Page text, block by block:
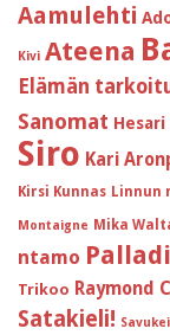
Aamulehti
Kivi Ateena
Elämän
Sanomat Hesari
Siro Kari
Kirsi Kunnas Linnun
Montaigne Mika
ntamo
Trikoo Raymond
Satakieli!